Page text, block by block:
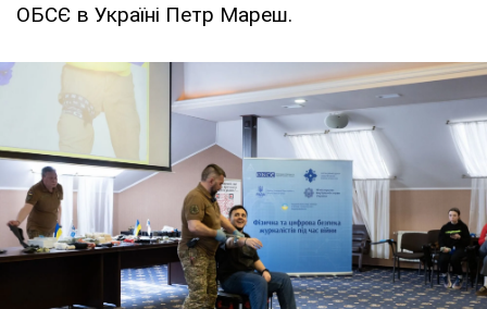
ОБСЄ в Україні Петр Мареш.